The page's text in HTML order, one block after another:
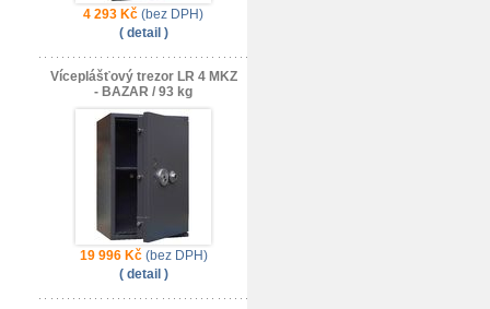
4 293 Kč (bez DPH)
( detail )
Víceplášťový trezor LR 4 MKZ
- BAZAR / 93 kg
19 996 Kč(bez DPH)
( detail )